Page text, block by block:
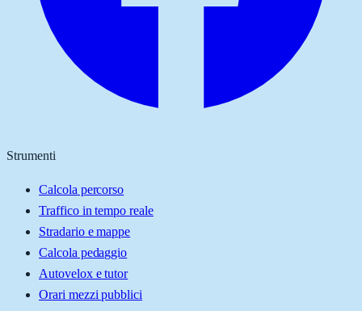
Strumenti
Calcola percorso
Traffico in tempo reale
Stradario e mappe
Calcola pedaggio
Autovelox e tutor
Orari mezzi pubblici